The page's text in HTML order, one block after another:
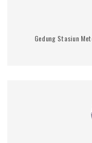
Gedung Stasiun